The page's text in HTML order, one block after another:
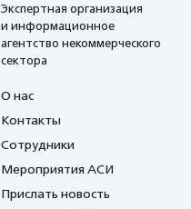
Экспертная организация
и информационное
агентство некоммерческого
сектора
О нас
Контакты
Сотрудники
Мероприятия АСИ
Прислать новость